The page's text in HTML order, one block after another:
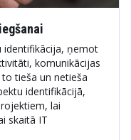
identifikācija, ņemot
komunikācijas
tieša un netieša
identifikācijā,
lai
skaitā IT